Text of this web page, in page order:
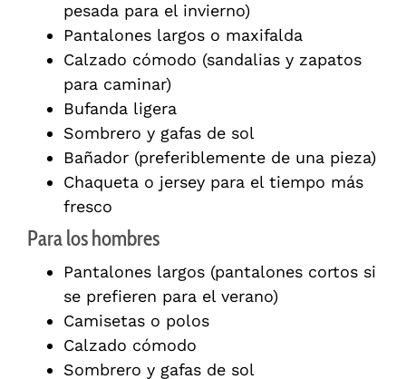
pesada para el invierno)
Pantalones largos o maxifalda
Calzado cómodo (sandalias y zapatos
para caminar)
Bufanda ligera
Sombrero y gafas de sol
Bañador (preferiblemente de una pieza)
Chaqueta o jersey para el tiempo más
fresco
Para los hombres
Pantalones largos (pantalones cortos si
se prefieren para el verano)
Camisetas o polos
Calzado cómodo
Sombrero y gafas de sol